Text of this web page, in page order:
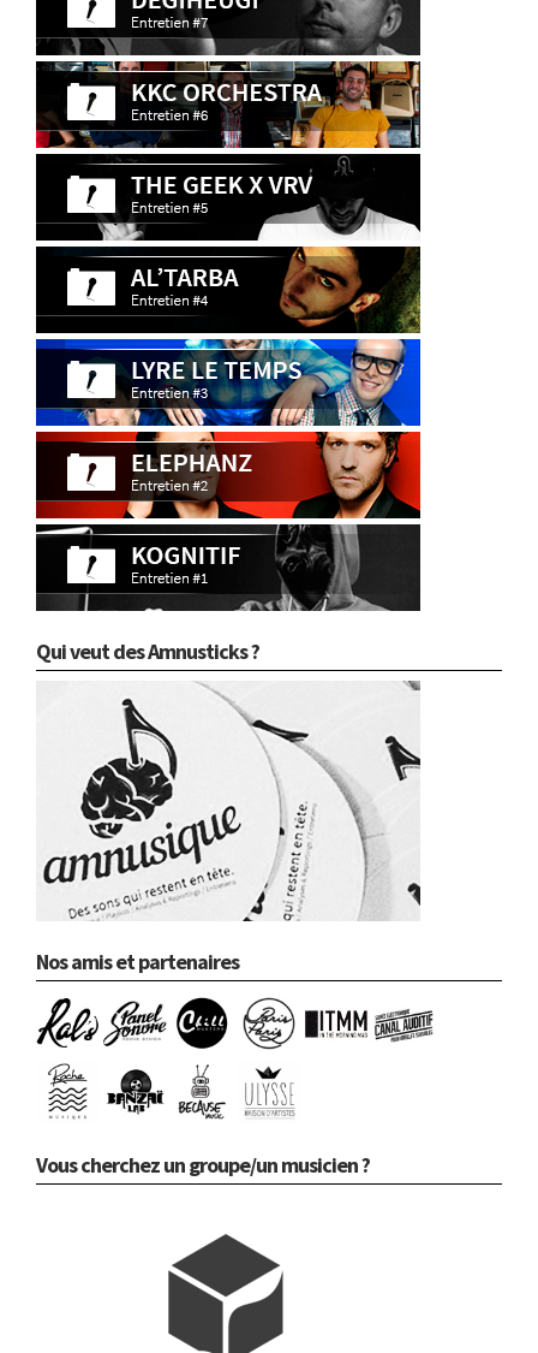
Qui veut des Amnusticks ?
Nos amis et partenaires
Vous cherchez un groupe/un musicien ?